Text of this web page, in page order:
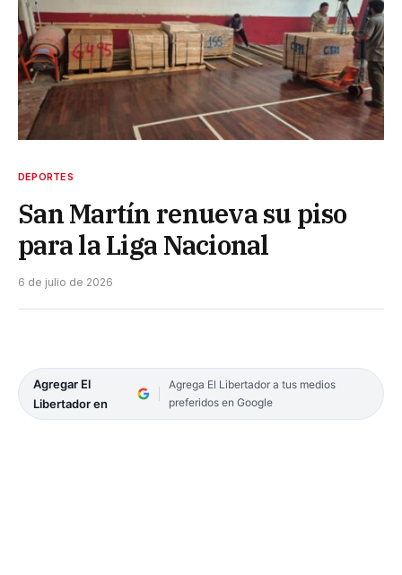
DEPORTES
San Martín renueva su piso
para la Liga Nacional
6 de julio de 2026
Agregar El
Libertador en
Agrega El Libertador a tus medios
preferidos en Google